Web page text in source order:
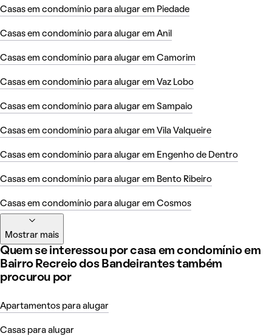
Casas em condomínio para alugar em Piedade
Casas em condomínio para alugar em Anil
Casas em condomínio para alugar em Camorim
Casas em condomínio para alugar em Vaz Lobo
Casas em condomínio para alugar em Sampaio
Casas em condomínio para alugar em Vila Valqueire
Casas em condomínio para alugar em Engenho de Dentro
Casas em condomínio para alugar em Bento Ribeiro
Casas em condomínio para alugar em Cosmos
Mostrar mais
Quem se interessou por casa em condomínio em
Bairro Recreio dos Bandeirantes também
procurou por
Apartamentos para alugar
Casas para alugar